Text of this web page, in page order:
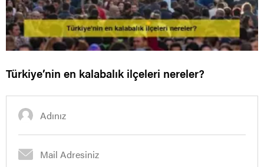
Türkiye’nin en kalabalık ilçeleri nereler?